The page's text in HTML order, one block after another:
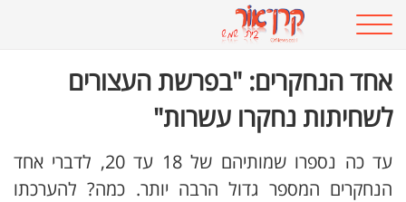
אחד הנחקרים: "בפרשת העצורים
לשחיתות נחקרו עשרות"
עד כה נספרו שמותיהם של 18 עד 20, לדברי אחד
הנחקרים המספר גדול הרבה יותר. כמה? להערכתו